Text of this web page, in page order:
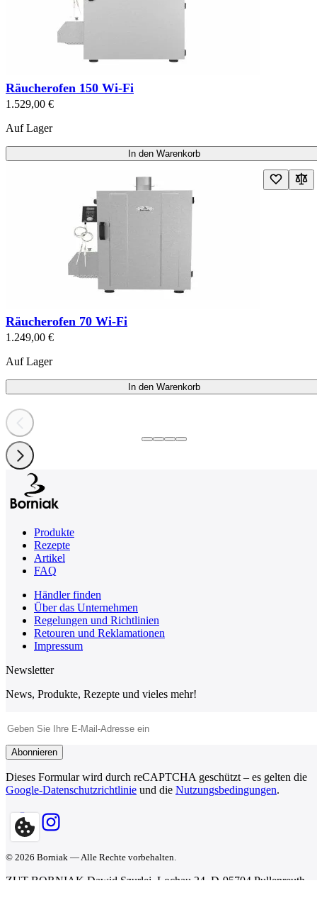
Räucherofen 150 Wi-Fi
1.529,00 €
Auf Lager
In den Warenkorb
Räucherofen 70 Wi-Fi
1.249,00 €
Auf Lager
In den Warenkorb
Produkte
Rezepte
Artikel
FAQ
Händler finden
Über das Unternehmen
Regelungen und Richtlinien
Retouren und Reklamationen
Impressum
Newsletter
News, Produkte, Rezepte und vieles mehr!
Abonnieren
Dieses Formular wird durch reCAPTCHA geschützt – es gelten die
Google-Datenschutzrichtlinie und die Nutzungsbedingungen.
© 2026 Borniak — Alle Rechte vorbehalten.
ZUT BORNIAK Dawid Szurlej, Lochau 24, D-95704 Pullenreuth,